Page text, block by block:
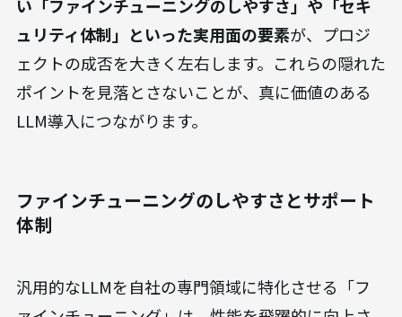
い「ファインチューニングのしやすさ」や「セキ
ュリティ体制」といった実用面の要素が、プロジ
ェクトの成否を大きく左右します。これらの隠れた
ポイントを見落とさないことが、真に価値のある
LLM導入につながります。
ファインチューニングのしやすさとサポート
体制
汎用的なLLMを自社の専門領域に特化させる「フ